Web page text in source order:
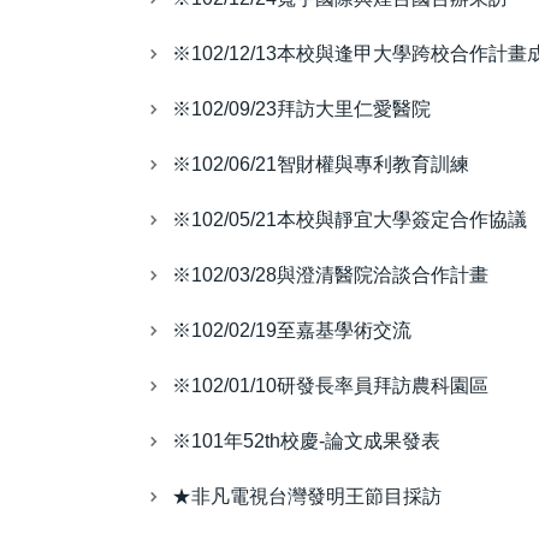
※102/12/13本校與逢甲大學跨校合作計畫
※102/09/23拜訪大里仁愛醫院
※102/06/21智財權與專利教育訓練
※102/05/21本校與靜宜大學簽定合作協議
※102/03/28與澄清醫院洽談合作計畫
※102/02/19至嘉基學術交流
※102/01/10研發長率員拜訪農科園區
※101年52th校慶-論文成果發表
★非凡電視台灣發明王節目採訪